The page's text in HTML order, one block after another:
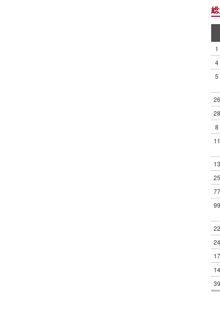
1
4
5
26
28
8
11
13
25
77
99
22
24
17
14
39